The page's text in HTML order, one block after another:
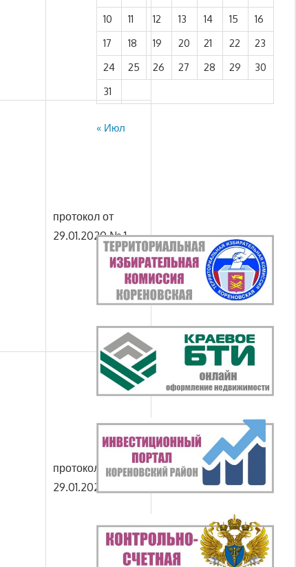
протокол от
29.01.2020 № 1
протокол от
29.01.2020 № 1
10
11 12 13 14 15
16
17
18 19 20 21 22
23
24
25 26 27 28 29
30
31
« Июл